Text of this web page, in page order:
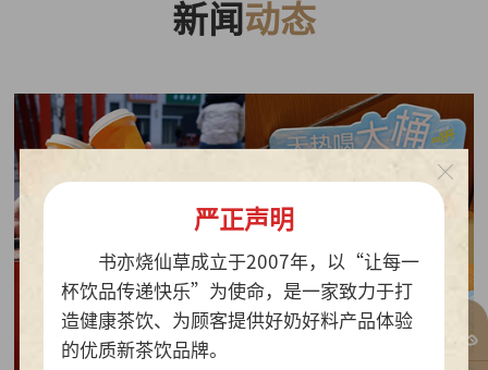
新闻 动态
严正声明
书亦烧仙草成立于2007年，以“让每一
杯饮品传递快乐”为使命，是一家致力于打
造健康茶饮、为顾客提供好奶好料产品体验
的优质新茶饮品牌。